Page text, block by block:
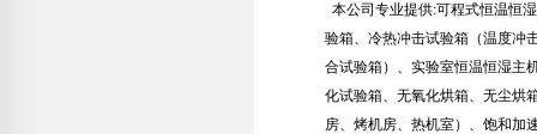
本公司专业提供:可程式恒温恒
验箱、冷热冲击试验箱（温度冲
合试验箱）、实验室恒温恒湿主
化试验箱、无氧化烘箱、无尘烘
房、烤机房、热机室）、饱和加